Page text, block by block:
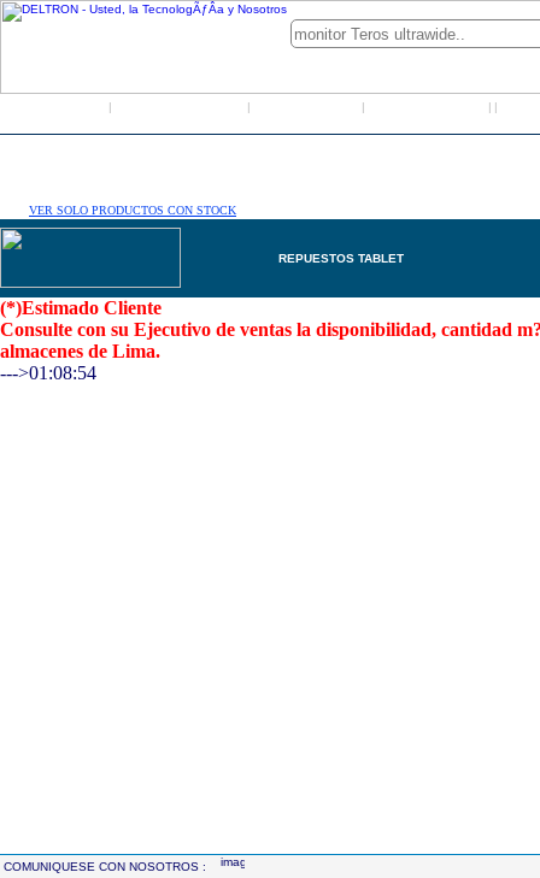
| | | | |
VER SOLO PRODUCTOS CON STOCK
REPUESTOS TABLET
(*)Estimado Cliente
Consulte con su Ejecutivo de ventas la disponibilidad, cantidad
almacenes de Lima.
--->01:08:54
COMUNIQUESE CON NOSOTROS :